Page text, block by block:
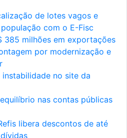
de lotes vagos e
com o E-Fisc
385 milhões em exportações
por modernização e
no site da
nas contas públicas
libera descontos de até